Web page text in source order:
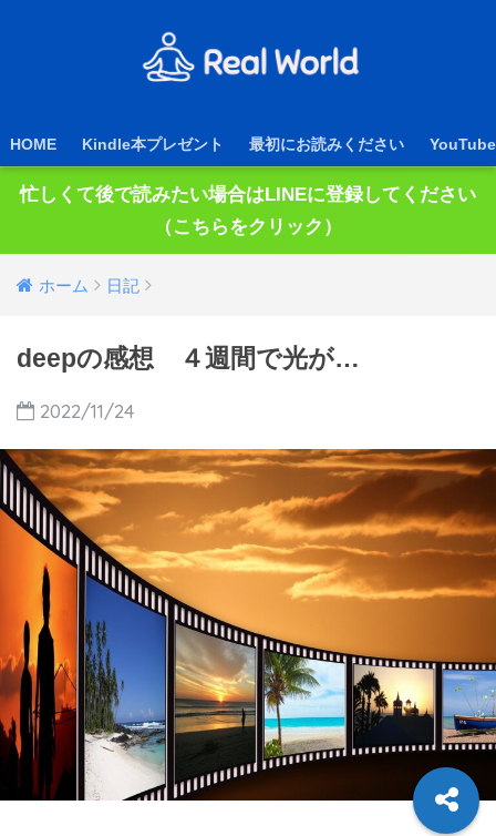
HOME Kindle本プレゼント 最初にお読みください YouTube
忙しくて後で読みたい場合はLINEに登録してください
（こちらをクリック）
ホーム 日記
deepの感想 ４週間で光が…
2022/11/24